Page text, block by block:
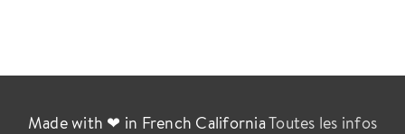
Made with ❤ in French CaliforniaToutes les infos